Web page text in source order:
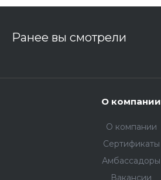
Ранее вы смотрели
О компании
О компании
Сертификаты
Амбассадоры
Вакансии